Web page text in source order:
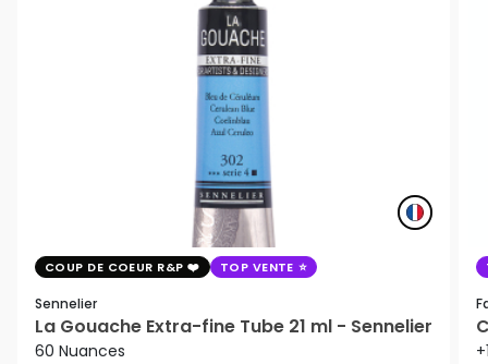
COUP DE COEUR R&P TOP VENTE
Sennelier
La Gouache Extra-fine Tube 21 ml - Sennelier
60 Nuances